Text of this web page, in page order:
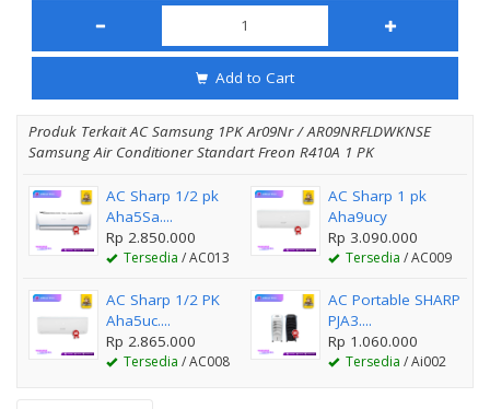
Add to Cart
Produk Terkait AC Samsung 1PK Ar09Nr / AR09NRFLDWKNSE
Samsung Air Conditioner Standart Freon R410A 1 PK
AC Sharp 1/2 pk
Aha5Sa....
Rp 2.850.000
Tersedia / AC013
AC Sharp 1 pk
Aha9ucy
Rp 3.090.000
Tersedia / AC009
AC Sharp 1/2 PK
Aha5uc....
Rp 2.865.000
Tersedia / AC008
AC Portable SHARP
PJA3....
Rp 1.060.000
Tersedia / Ai002